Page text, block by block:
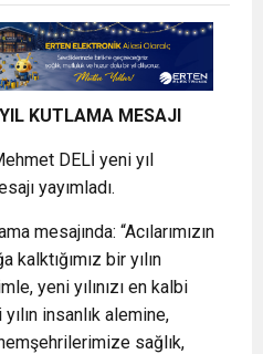
KUTLAMA MESAJI
DELİ yeni yıl
yayımladı.
mesajında: “Acılarımızın
bir yılın
yeni yılınızı en kalbi
insanlık alemine,
sağlık,